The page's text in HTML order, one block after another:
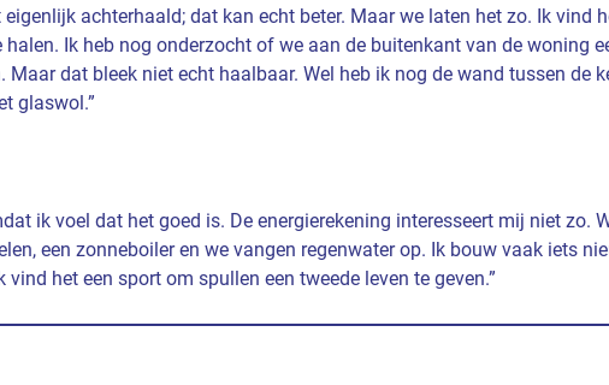
achterhaald; dat kan echt beter. Maar we laten het zo. Ik vind
halen. Ik heb nog onderzocht of we aan de buitenkant van de woning
Maar dat bleek niet echt haalbaar. Wel heb ik nog de wand tussen de
glaswol.”
ik voel dat het goed is. De energierekening interesseert mij niet zo.
een zonneboiler en we vangen regenwater op. Ik bouw vaak iets
het een sport om spullen een tweede leven te geven.”